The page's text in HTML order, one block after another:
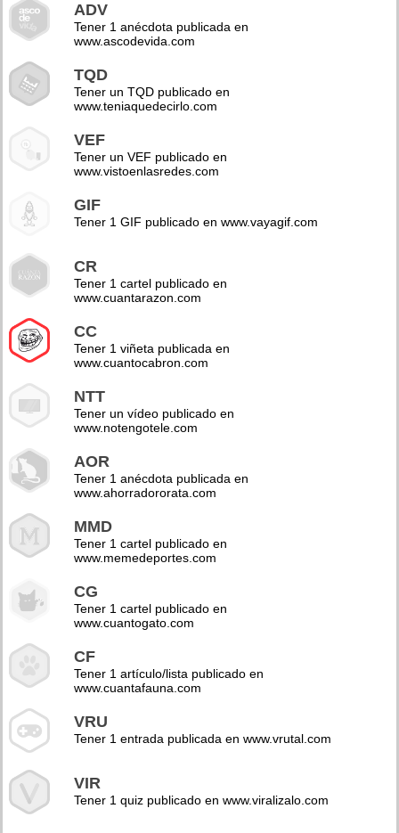
ADV
Tener 1 anécdota publicada en
www.ascodevida.com
TQD
Tener un TQD publicado en
www.teniaquedecirlo.com
VEF
Tener un VEF publicado en
www.vistoenlasredes.com
GIF
Tener 1 GIF publicado en www.vayagif.com
CR
Tener 1 cartel publicado en
www.cuantarazon.com
CC
Tener 1 viñeta publicada en
www.cuantocabron.com
NTT
Tener un vídeo publicado en
www.notengotele.com
AOR
Tener 1 anécdota publicada en
www.ahorradororata.com
MMD
Tener 1 cartel publicado en
www.memedeportes.com
CG
Tener 1 cartel publicado en
www.cuantogato.com
CF
Tener 1 artículo/lista publicado en
www.cuantafauna.com
VRU
Tener 1 entrada publicada en www.vrutal.com
VIR
Tener 1 quiz publicado en www.viralizalo.com